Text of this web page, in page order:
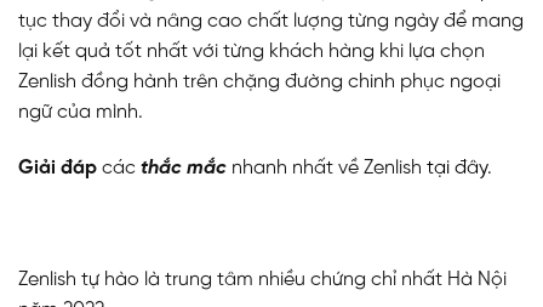
tục thay đổi và nâng cao chất lượng từng ngày để mang
lại kết quả tốt nhất với từng khách hàng khi lựa chọn
Zenlish đồng hành trên chặng đường chinh phục ngoại
ngữ của mình.
Giải đáp các thắc mắc nhanh nhất về Zenlish tại đây.
Zenlish tự hào là trung tâm nhiều chứng chỉ nhất Hà Nội